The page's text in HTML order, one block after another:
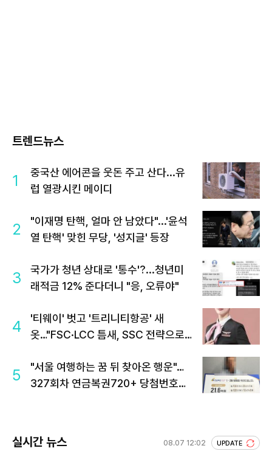
트렌드뉴스
1
중국산 에어콘을 웃돈 주고 산다...유
럽 열광시킨 메이디
2
"이재명 탄핵, 얼마 안 남았다"...'윤석
열 탄핵' 맞힌 무당, '성지글' 등장
3
국가가 청년 상대로 '통수'?...청년미
래적금 12% 준다더니 "응, 오류야"
4
'티웨이' 벗고 '트리니티항공' 새
옷…"FSC·LCC 틈새, SSC 전략으로
5
"서울 여행하는 꿈 뒤 찾아온 행운"…
327회차 연금복권720+ 당첨번호조
실시간 뉴스 08.07 12:02 UPDATE